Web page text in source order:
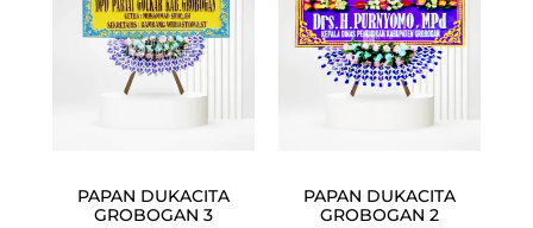
PAPAN DUKACITA
GROBOGAN 3
PAPAN DUKACITA
GROBOGAN 2